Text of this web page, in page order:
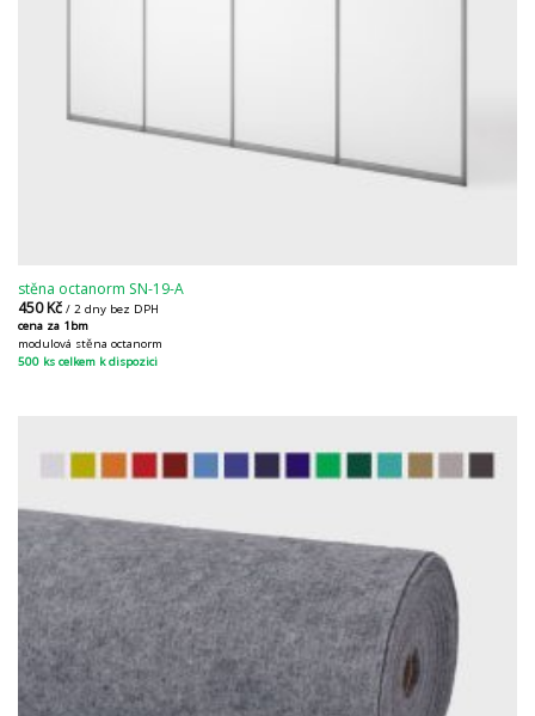
stěna octanorm SN-19-A
450Kč / 2 dny bez DPH
cena za 1bm
modulová stěna octanorm
500 ks celkem k dispozici